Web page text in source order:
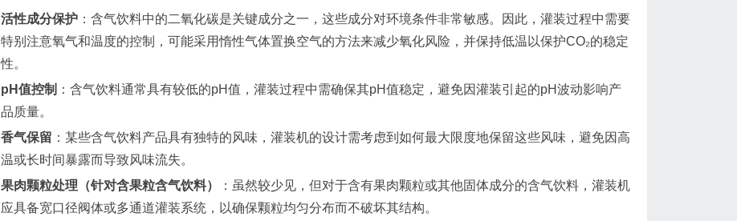
活性成分保护 ：含气饮料中的二氧化碳是关键成分之一，这些成分对环境条件非常敏感。因此，灌装过程中需要
特别注意氧气和温度的控制，可能采用惰性气体置换空气的方法来减少氧化风险，并保持低温以保护CO₂的稳定
性。
pH值控制 ：含气饮料通常具有较低的pH值，灌装过程中需确保其pH值稳定，避免因灌装引起的pH波动影响产
品质量。
香气保留 ：某些含气饮料产品具有独特的风味，灌装机的设计需考虑到如何最大限度地保留这些风味，避免因高
温或长时间暴露而导致风味流失。
果肉颗粒处理（针对含果粒含气饮料）
：虽然较少见，但对于含有果肉颗粒或其他固体成分的含气饮料，灌装机
应具备宽口径阀体或多通道灌装系统，以确保颗粒均匀分布而不破坏其结构。